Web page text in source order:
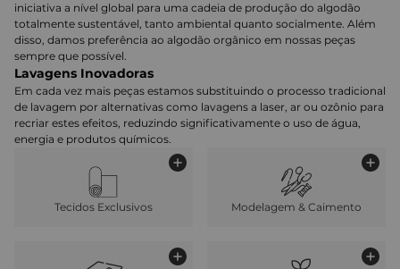
iniciativa a nível global para uma cadeia de produção do algodão
totalmente sustentável, tanto ambiental quanto socialmente. Além
disso, damos preferência ao algodão orgânico em nossas peças
sempre que possível.
Lavagens Inovadoras
Em cada vez mais peças estamos substituindo o processo tradicional
de lavagem por alternativas como lavagens a laser, ar ou ozônio para
recriar estes efeitos, reduzindo significativamente o uso de água,
energia e produtos químicos.
Tecidos Exclusivos Modelagem & Caimento